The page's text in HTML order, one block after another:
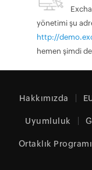
yönetimi şu
http://
hemen şimdi
Hakkımızda
Uyumluluk
Ortaklık Programı